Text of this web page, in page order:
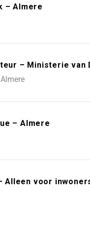
– Almere
– Ministerie van
Almere
– Almere
voor